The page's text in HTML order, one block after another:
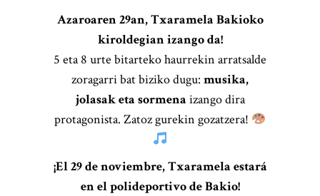
Azaroaren 29an, Txaramela Bakioko
kiroldegian izango da!
5 eta 8 urte bitarteko haurrekin arratsalde
zoragarri bat biziko dugu: musika,
jolasak eta sormena izango dira
protagonista. Zatoz gurekin gozatzera!
¡El 29 de noviembre, Txaramela estará
en el polideportivo de Bakio!